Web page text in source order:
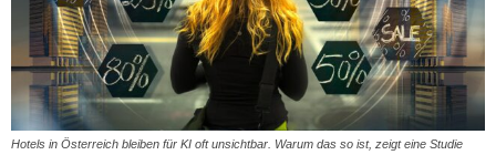
Hotels in Österreich bleiben für KI oft unsichtbar. Warum das so ist, zeigt eine Studie